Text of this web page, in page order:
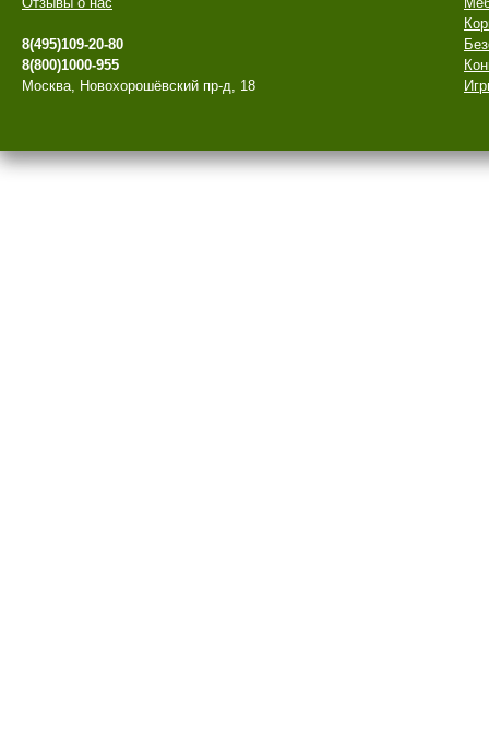
8(495)109-20-80
8(800)1000-955
Москва, Новохорошёвский пр-д, 18